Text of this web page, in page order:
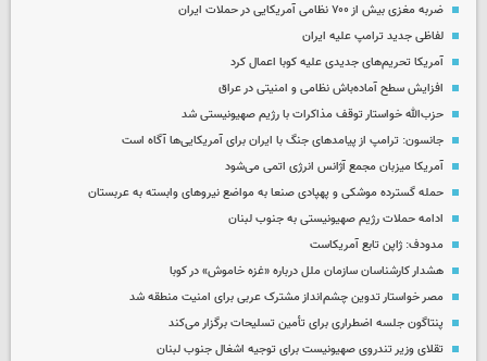
ضربه مغزی بیش از ۷۰۰ نظامی آمریکایی در حملات ایران
لفاظی جدید ترامپ علیه ایران
آمریکا تحریم‌های جدیدی علیه کوبا اعمال کرد
افزایش سطح آماده‌باش نظامی و امنیتی در عراق
حزب‌الله خواستار توقف مذاکرات با رژیم صهیونیستی شد
جانسون: ترامپ از پیامدهای جنگ با ایران برای آمریکایی‌ها آگاه است
آمریکا میزبان مجمع آژانس انرژی اتمی می‌شود
حمله گسترده موشکی و پهپادی صنعا به مواضع نیروهای وابسته به عربستان
ادامه حملات رژیم صهیونیستی به جنوب لبنان
مدودف: ژاپن تابع آمریکاست
هشدار کارشناسان سازمان ملل درباره «غزه‌ خاموش» در کوبا
مصر خواستار تدوین چشم‌انداز مشترک عربی برای امنیت منطقه شد
پنتاگون جلسه اضطراری برای تأمین تسلیحات برگزار می‌کند
تقلای وزیر تندروی صهیونیست برای توجیه اشغال جنوب لبنان